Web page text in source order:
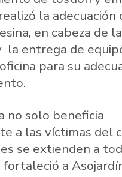
la adecuación
en cabeza de
la entrega de
para su
no solo beneficia
a las víctimas del
se extienden a
fortaleció a